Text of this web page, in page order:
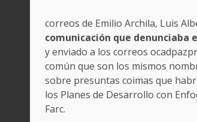
correos de Emilio Archila, Luis
comunicación que denunciaba
y enviado a los correos
común que son los mismos
sobre presuntas coimas que
los Planes de Desarrollo con
Farc.